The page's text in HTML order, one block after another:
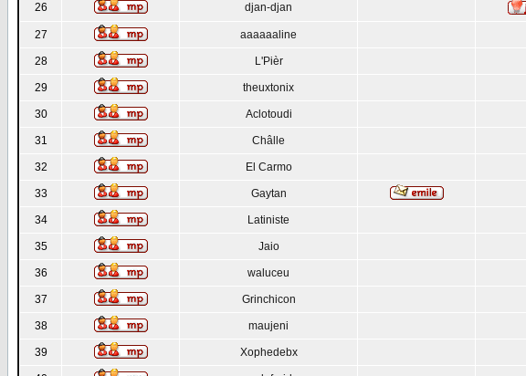
26 djan-djan
27 aaaaaaline
28 L'Pièr
29 theuxtonix
30 Aclotoudi
31 Châlle
32 El Carmo
33 Gaytan
34 Latiniste
35 Jaio
36 waluceu
37 Grinchicon
38 maujeni
39 Xophedebx